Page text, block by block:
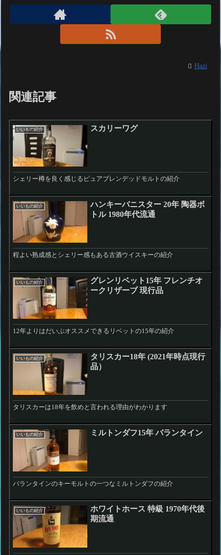
Hazi
関連記事
いいもの紹介 スカリーワグ
シェリー樽を良く感じるピュアブレンデッドモルトの紹介
いいもの紹介
ハンキーバニスター 20年 陶器ボ
トル 1980年代流通
程よい熟成感とシェリー感もある古酒ウイスキーの紹介
いいもの紹介
グレンリベット15年 フレンチオ
ークリザーブ 現行品
12年よりはだいぶオススメできるリベットの15年の紹介
いいもの紹介
タリスカー18年 (2021年時点現行
品）
タリスカーは18年を飲めと言われる理由がわかります
いいもの紹介 ミルトンダフ15年 バランタイン
バランタインのキーモルトの一つなミルトンダフの紹介
いいもの紹介
ホワイトホース 特級 1970年代後
期流通